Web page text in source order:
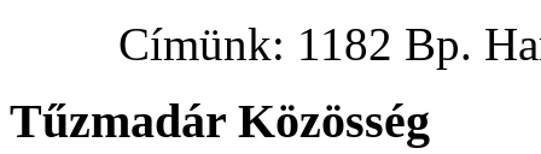
Címünk: 1182 Bp.
Tűzmadár Közösség